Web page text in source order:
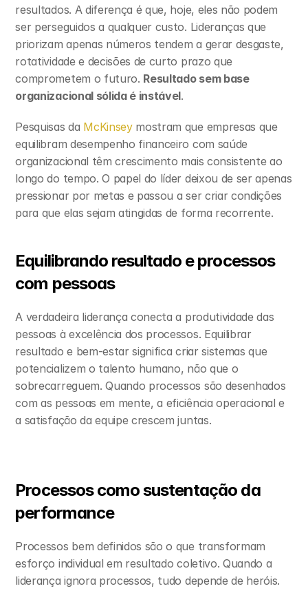
resultados. A diferença é que, hoje, eles não podem
ser perseguidos a qualquer custo. Lideranças que
priorizam apenas números tendem a gerar desgaste,
rotatividade e decisões de curto prazo que
comprometem o futuro. Resultado sem base
organizacional sólida é instável.
Pesquisas da McKinsey mostram que empresas que
equilibram desempenho financeiro com saúde
organizacional têm crescimento mais consistente ao
longo do tempo. O papel do líder deixou de ser apenas
pressionar por metas e passou a ser criar condições
para que elas sejam atingidas de forma recorrente.
Equilibrando resultado e processos
com pessoas
A verdadeira liderança conecta a produtividade das
pessoas à excelência dos processos. Equilibrar
resultado e bem-estar significa criar sistemas que
potencializem o talento humano, não que o
sobrecarreguem. Quando processos são desenhados
com as pessoas em mente, a eficiência operacional e
a satisfação da equipe crescem juntas.
Processos como sustentação da
performance
Processos bem definidos são o que transformam
esforço individual em resultado coletivo. Quando a
liderança ignora processos, tudo depende de heróis.